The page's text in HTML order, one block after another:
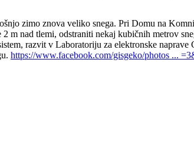
zimo znova veliko snega. Pri Domu na
m nad tlemi, odstraniti nekaj kubičnih metrov
razvit v Laboratoriju za elektronske
https://www.facebook.com/gisgeko/photos ...